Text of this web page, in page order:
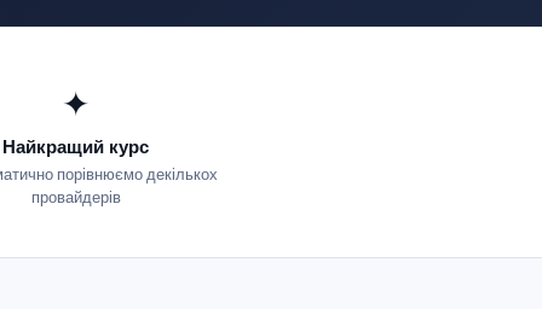
✦
Найкращий курс
порівнюємо декількох
провайдерів